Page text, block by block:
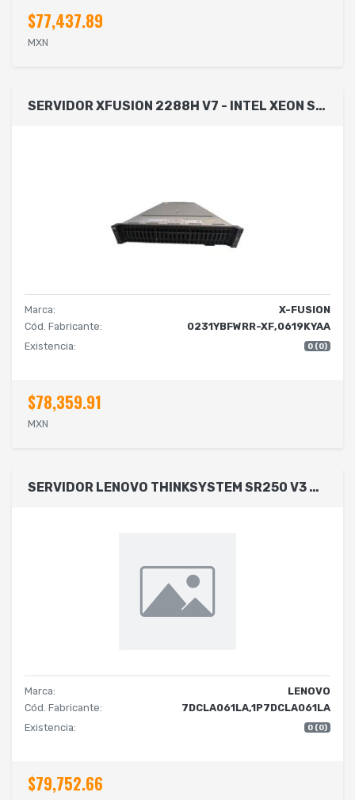
$77,437.89
MXN
SERVIDOR XFUSION 2288H V7 - INTEL XEON SILVER 4510, 64GB DDR5, MAX 192TB, INCLUYE TARJETA DE RED DUAL, TARJETA RAID, 2.5, SAS/SATA, 2U - NO SISTEMA OPERATIVO INSTALADO
Marca:
X-FUSION
Cód. Fabricante:
0231YBFWRR-XF,0619KYAA
Existencia:
0 (0)
$78,359.91
MXN
SERVIDOR LENOVO THINKSYSTEM SR250 V3 2.5 1U, INTEL XEON 1X 6353P 8C,RAM 1X16GB 1RX8, SIN DISCOS, RAID 545-8I, SIN S.O., POWER S. 2X800W, NBD. (NEXT BUSINESS DAY)
Marca:
LENOVO
Cód. Fabricante:
7DCLA061LA,1P7DCLA061LA
Existencia:
0 (0)
$79,752.66